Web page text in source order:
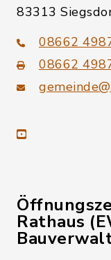
83313
08662
08662
youtube
Rathaus